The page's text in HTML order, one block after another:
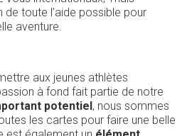
toute l’aide possible pour
aventure.
aux jeunes athlètes
à fond fait partie de notre
potentiel, nous sommes
les cartes pour faire une belle